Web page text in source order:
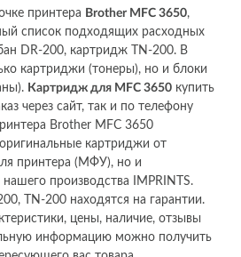
принтера Brother MFC 3650,
список подходящих расходных
DR-200, картридж TN-200. В
картриджи (тонеры), но и блоки
Картридж для MFC 3650 купить
через сайт, так и по телефону
Brother MFC 3650
картриджи от
принтера (МФУ), но и
производства IMPRINTS.
TN-200 находятся на гарантии.
цены, наличие, отзывы
информацию можно получить